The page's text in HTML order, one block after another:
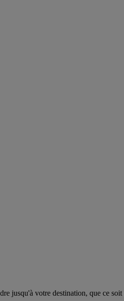
jusqu'à votre destination, que ce